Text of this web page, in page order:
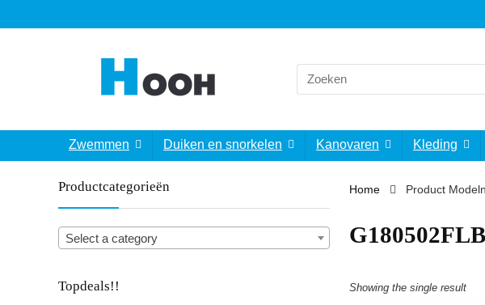
Search
for:
Zwemmen Duiken en snorkelen Kanovaren Kleding
Productcategorieën
Select a category
Topdeals!!
Home Product
Showing the single result